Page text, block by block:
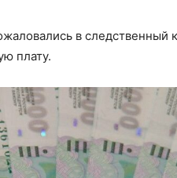
в следственный
плату.